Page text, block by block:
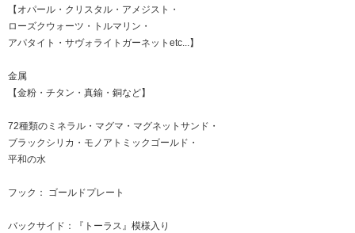
【オパール・クリスタル・アメジスト・
ローズクウォーツ・トルマリン・
アパタイト・サヴォライトガーネットetc...】
金属
【金粉・チタン・真鍮・銅など】
72種類のミネラル・マグマ・マグネットサンド・
ブラックシリカ・モノアトミックゴールド・
平和の水
フック： ゴールドプレート
バックサイド：『トーラス』模様入り